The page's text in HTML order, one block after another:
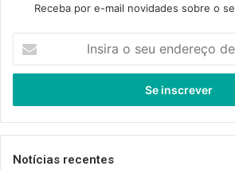
Receba por e-mail novidades sobre o
seu
de
email
Notícias recentes